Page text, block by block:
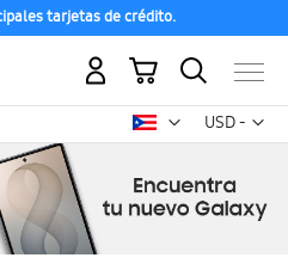
tarjetas de crédito.
USD -
dólar
Mi carrito